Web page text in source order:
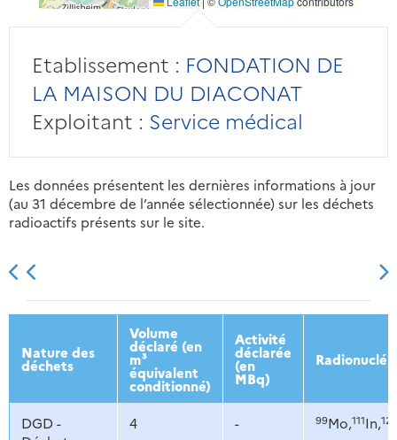
Etablissement : FONDATION DE
LA MAISON DU DIACONAT
Exploitant : Service médical
Les données présentent les dernières informations à jour
(au 31 décembre de l’année sélectionnée) sur les déchets
radioactifs présents sur le site.
2013 2014 2015 2016
Nature des
déchets
Volume
déclaré (en
m³
équivalent
conditionné)
Activité
déclarée
(en
MBq)
DGD -
4 - 99Mo,111In,123